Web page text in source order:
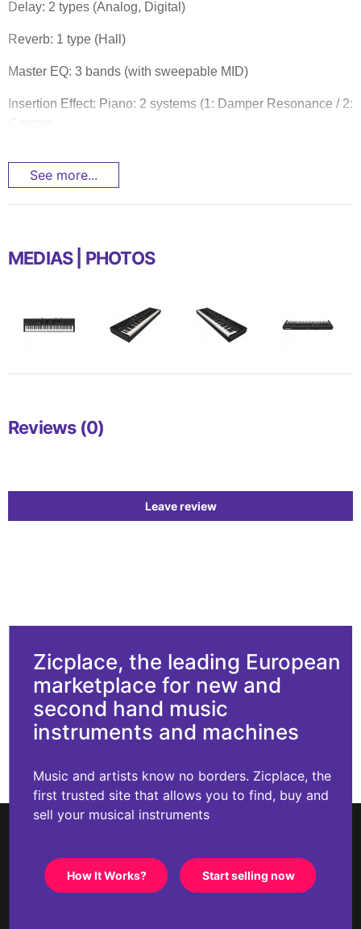
Delay: 2 types (Analog, Digital)
Reverb: 1 type (Hall)
Master EQ: 3 bands (with sweepable MID)
Insertion Effect: Piano: 2 systems (1: Damper Resonance / 2:
See more...
MEDIAS | PHOTOS
Reviews (0)
Leave review
Zicplace, the leading European
marketplace for new and
second hand music
instruments and machines
Music and artists know no borders. Zicplace, the
first trusted site that allows you to find, buy and
sell your musical instruments
How It Works? Start selling now